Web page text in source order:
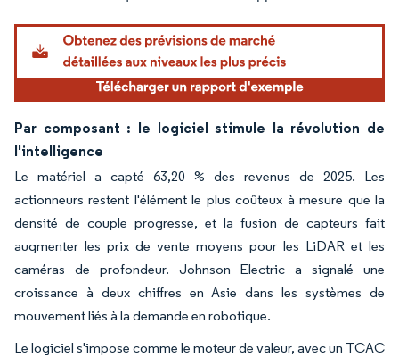
Par composant : le logiciel stimule la révolution de
l'intelligence
Le matériel a capté 63,20 % des revenus de 2025. Les
actionneurs restent l'élément le plus coûteux à mesure que la
densité de couple progresse, et la fusion de capteurs fait
augmenter les prix de vente moyens pour les LiDAR et les
caméras de profondeur. Johnson Electric a signalé une
croissance à deux chiffres en Asie dans les systèmes de
mouvement liés à la demande en robotique.
Le logiciel s'impose comme le moteur de valeur, avec un TCAC